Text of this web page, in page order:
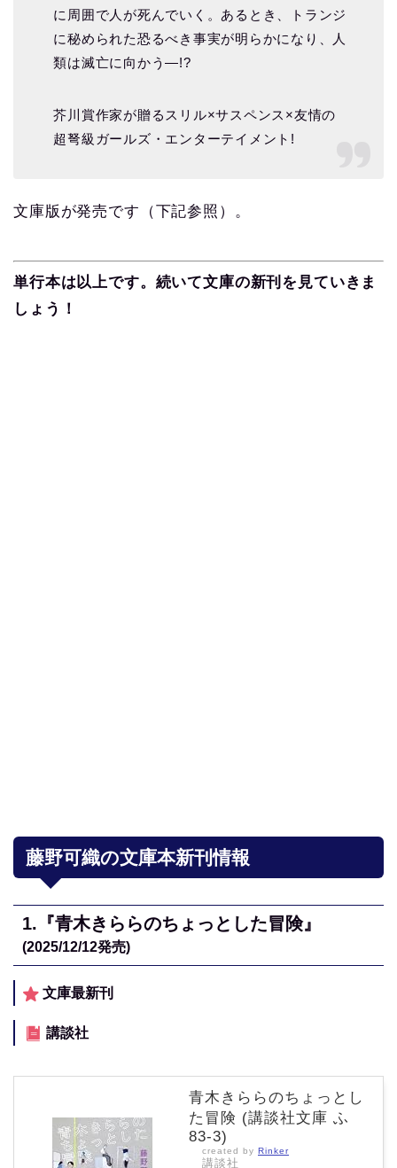
に周囲で人が死んでいく。あるとき、トランジ
に秘められた恐るべき事実が明らかになり、人
類は滅亡に向かう―!?
芥川賞作家が贈るスリル×サスペンス×友情の
超弩級ガールズ・エンターテイメント!
文庫版が発売です（下記参照）。
単行本は以上です。続いて文庫の新刊を見ていきま
しょう！
藤野可織の文庫本新刊情報
1. 『青木きららのちょっとした冒険』
(2025/12/12発売)
文庫最新刊
講談社
青木きららのちょっとし
た冒険 (講談社文庫 ふ
83-3)
created by Rinker
講談社